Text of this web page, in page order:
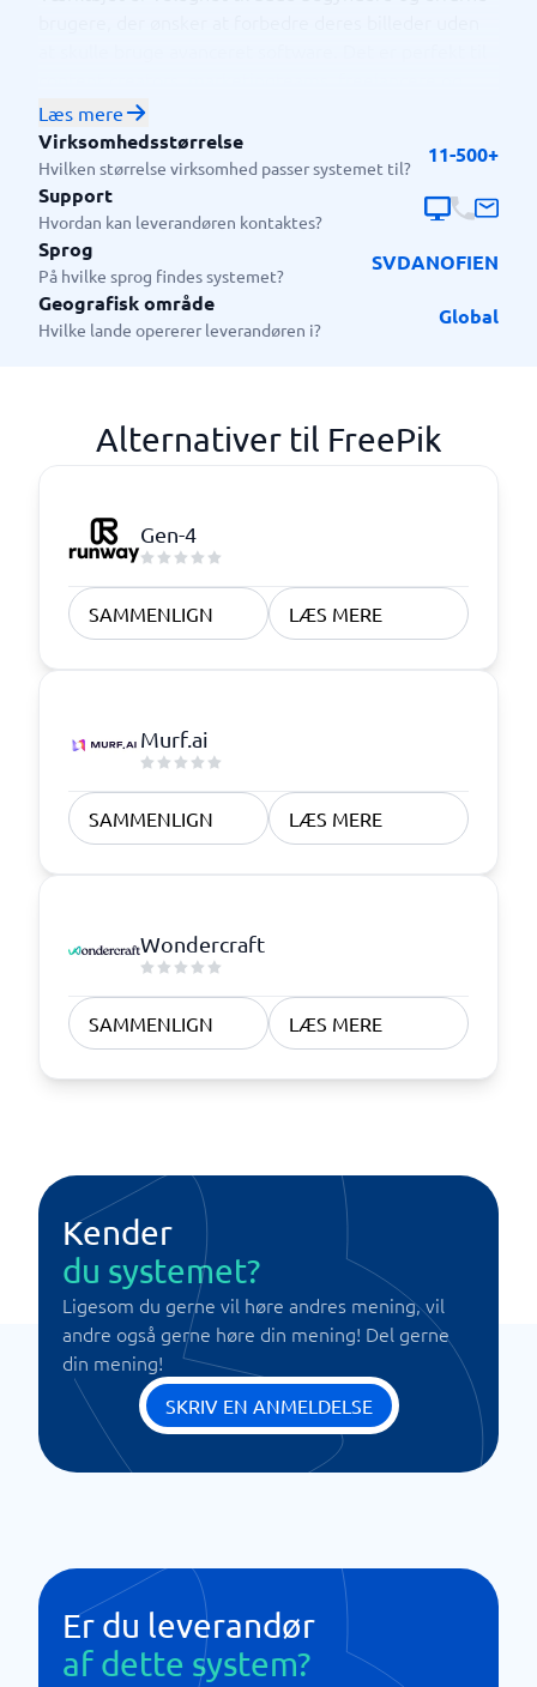
virksomheder, der har brug for at producere visuelt
indhold hurtigt og effektivt.
Læs mere
Virksomhedsstørrelse
Hvilken størrelse virksomhed passer systemet til?
11-500+
Support
Hvordan kan leverandøren kontaktes?
Sprog
På hvilke sprog findes systemet?
SVDANOFIEN
Geografisk område
Hvilke lande opererer leverandøren i?
Global
Alternativer til FreePik
Gen-4
SAMMENLIGN LÆS MERE
Murf.ai
SAMMENLIGN LÆS MERE
Wondercraft
SAMMENLIGN LÆS MERE
Kender
du systemet?
Ligesom du gerne vil høre andres mening, vil
andre også gerne høre din mening! Del gerne
din mening!
SKRIV EN ANMELDELSE
Er du leverandør
af dette system?